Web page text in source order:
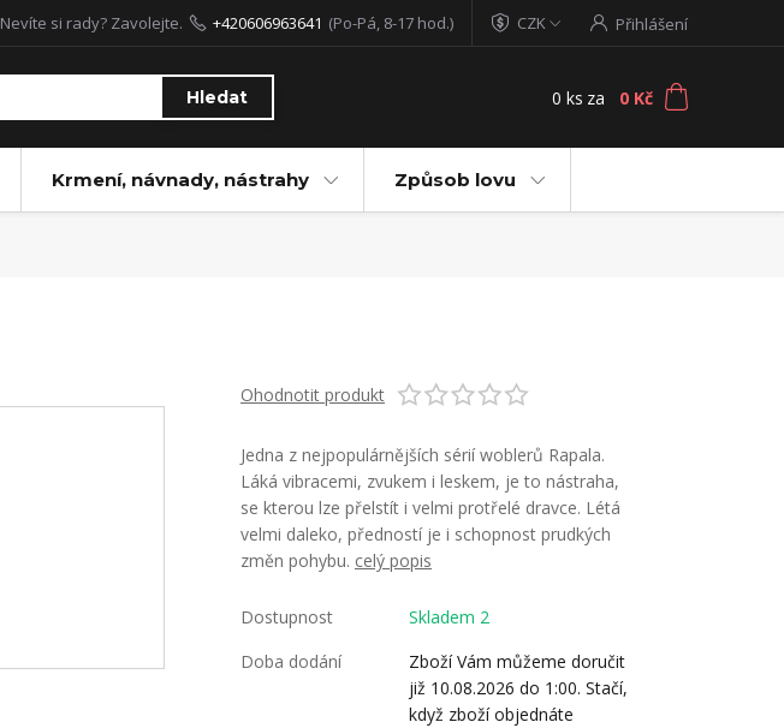
CZK Přihlášení
Hledat
Nevíte si rady? Zavolejte. +420606963641 (Po-Pá, 8-17 hod.)
0 ks za 0 Kč
Krmení, návnady, nástrahy Způsob lovu
Ohodnotit produkt
Jedna z nejpopulárnějších sérií woblerů Rapala.
Láká vibracemi, zvukem i leskem, je to nástraha,
se kterou lze přelstít i velmi protřelé dravce. Létá
velmi daleko, předností je i schopnost prudkých
změn pohybu. celý popis
Dostupnost
Skladem 2
Doba dodání
Zboží Vám můžeme doručit
již 10.08.2026 do 1:00. Stačí,
když zboží objednáte